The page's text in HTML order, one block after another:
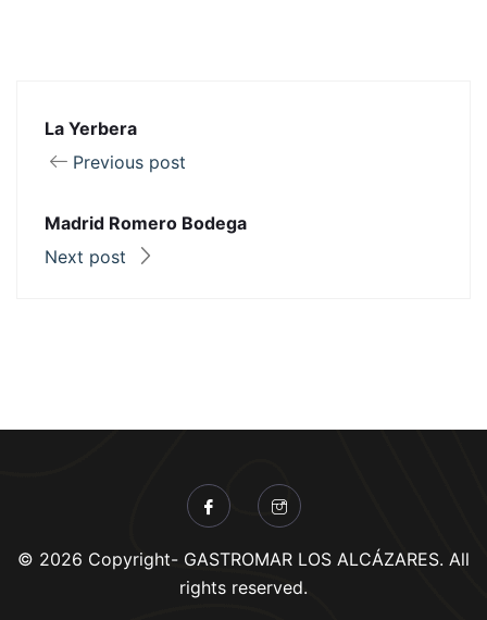
La Yerbera
Previous post
Madrid Romero Bodega
Next post
© 2026 Copyright- GASTROMAR LOS ALCÁZARES. All
rights reserved.